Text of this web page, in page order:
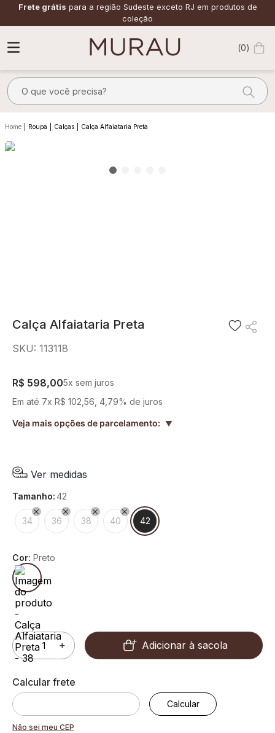
Frete grátis para a região Sudeste exceto RJ em produtos de
coleção
0
O que você precisa?
Roupa Calças Calça Alfaiataria Preta
Calça Alfaiataria Preta
SKU: 113118
R$ 598,005x sem juros
Em até 7x R$ 102 56 4,79% de juros
Veja mais opções de parcelamento: ▲
Ver medidas
tamanho:42
34 36 38 40 42
Cor: Preto
＋
－ Adicionar à sacola
Não sei meu CEP
10º off white